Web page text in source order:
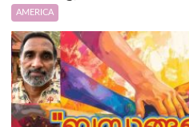
AMERICA